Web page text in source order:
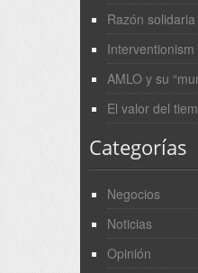
Razón solidaria
Interventionism
AMLO y su
El valor del
Categorías
Negocios
Noticias
Opinión